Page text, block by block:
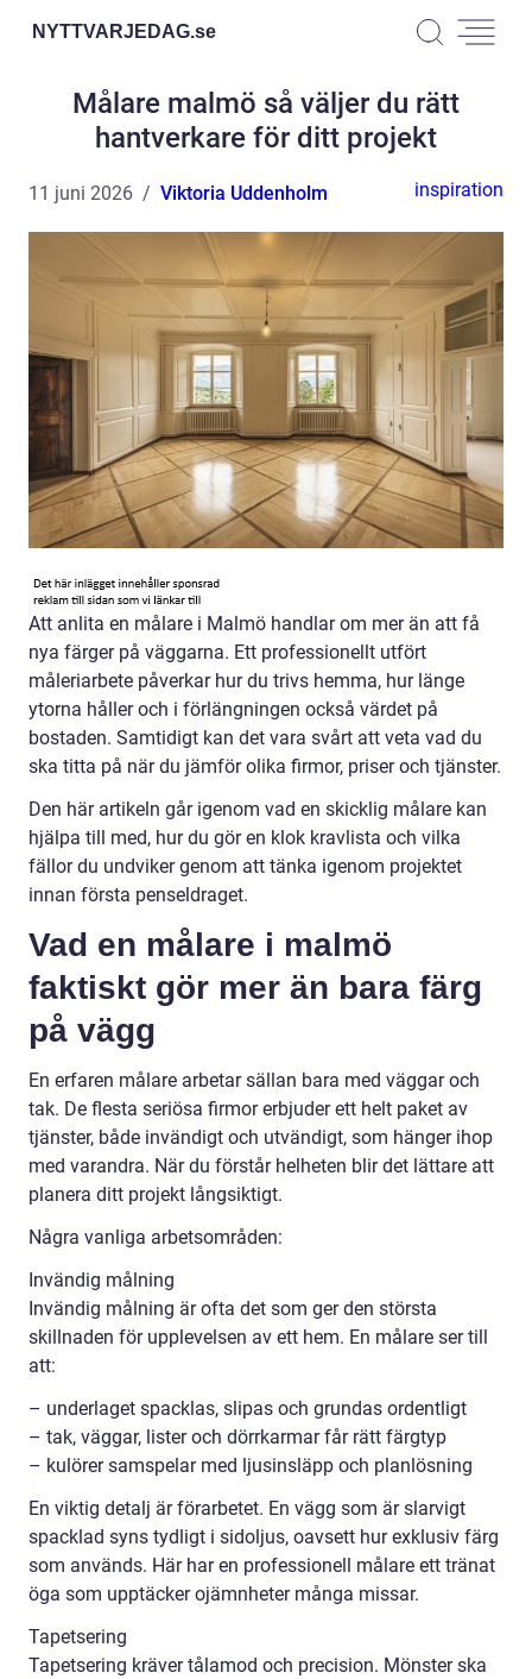
NYTTVARJEDAG.se
Målare malmö så väljer du rätt
hantverkare för ditt projekt
11 juni 2026 Viktoria Uddenholm inspiration
Att anlita en målare i Malmö handlar om mer än att få
nya färger på väggarna. Ett professionellt utfört
måleriarbete påverkar hur du trivs hemma, hur länge
ytorna håller och i förlängningen också värdet på
bostaden. Samtidigt kan det vara svårt att veta vad du
ska titta på när du jämför olika firmor, priser och tjänster.
Den här artikeln går igenom vad en skicklig målare kan
hjälpa till med, hur du gör en klok kravlista och vilka
fällor du undviker genom att tänka igenom projektet
innan första penseldraget.
Vad en målare i malmö
faktiskt gör mer än bara färg
på vägg
En erfaren målare arbetar sällan bara med väggar och
tak. De flesta seriösa firmor erbjuder ett helt paket av
tjänster, både invändigt och utvändigt, som hänger ihop
med varandra. När du förstår helheten blir det lättare att
planera ditt projekt långsiktigt.
Några vanliga arbetsområden:
Invändig målning
Invändig målning är ofta det som ger den största
skillnaden för upplevelsen av ett hem. En målare ser till
att:
– underlaget spacklas, slipas och grundas ordentligt
– tak, väggar, lister och dörrkarmar får rätt färgtyp
– kulörer samspelar med ljusinsläpp och planlösning
En viktig detalj är förarbetet. En vägg som är slarvigt
spacklad syns tydligt i sidoljus, oavsett hur exklusiv färg
som används. Här har en professionell målare ett tränat
öga som upptäcker ojämnheter många missar.
Tapetsering
Tapetsering kräver tålamod och precision. Mönster ska